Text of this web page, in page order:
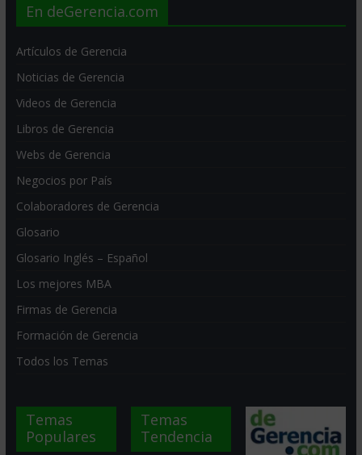
En deGerencia.com
Artículos de Gerencia
Noticias de Gerencia
Videos de Gerencia
Libros de Gerencia
Webs de Gerencia
Negocios por País
Colaboradores de Gerencia
Glosario
Glosario Inglés – Español
Los mejores MBA
Firmas de Gerencia
Formación de Gerencia
Todos los Temas
Temas
Populares
Temas
Tendencia